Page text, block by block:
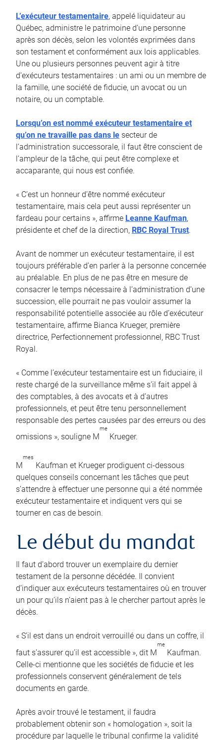
L’exécuteur testamentaire, appelé liquidateur au
Québec, administre le patrimoine d’une personne
après son décès, selon les volontés exprimées dans
son testament et conformément aux lois applicables.
Une ou plusieurs personnes peuvent agir à titre
d’exécuteurs testamentaires : un ami ou un membre de
la famille, une société de fiducie, un avocat ou un
notaire, ou un comptable.
Lorsqu’on est nommé exécuteur testamentaire et
qu’on ne travaille pas dans le secteur de
l’administration successorale, il faut être conscient de
l’ampleur de la tâche, qui peut être complexe et
accaparante, qui nous est confiée.
« C’est un honneur d’être nommé exécuteur
testamentaire, mais cela peut aussi représenter un
fardeau pour certains », affirme Leanne Kaufman,
présidente et chef de la direction, RBC Royal Trust.
Avant de nommer un exécuteur testamentaire, il est
toujours préférable d’en parler à la personne concernée
au préalable. En plus de ne pas être en mesure de
consacrer le temps nécessaire à l’administration d’une
succession, elle pourrait ne pas vouloir assumer la
responsabilité potentielle associée au rôle d’exécuteur
testamentaire, affirme Bianca Krueger, première
directrice, Perfectionnement professionnel, RBC Trust
Royal.
« Comme l’exécuteur testamentaire est un fiduciaire, il
reste chargé de la surveillance même s’il fait appel à
des comptables, à des avocats et à d’autres
professionnels, et peut être tenu personnellement
responsable des pertes causées par des erreurs ou des
omissions », souligne M
me
Krueger.
M
mes
Kaufman et Krueger prodiguent ci-dessous
quelques conseils concernant les tâches que peut
s’attendre à effectuer une personne qui a été nommée
exécuteur testamentaire et indiquent vers qui se
tourner en cas de besoin.
Le début du mandat
Il faut d’abord trouver un exemplaire du dernier
testament de la personne décédée. Il convient
d’indiquer aux exécuteurs testamentaires où en trouver
un pour qu’ils n’aient pas à le chercher partout après le
décès.
« S’il est dans un endroit verrouillé ou dans un coffre, il
faut s’assurer qu’il est accessible », dit M
me
Kaufman.
Celle-ci mentionne que les sociétés de fiducie et les
professionnels conservent généralement de tels
documents en garde.
Après avoir trouvé le testament, il faudra
probablement obtenir son « homologation », soit la
procédure par laquelle le tribunal confirme la validité